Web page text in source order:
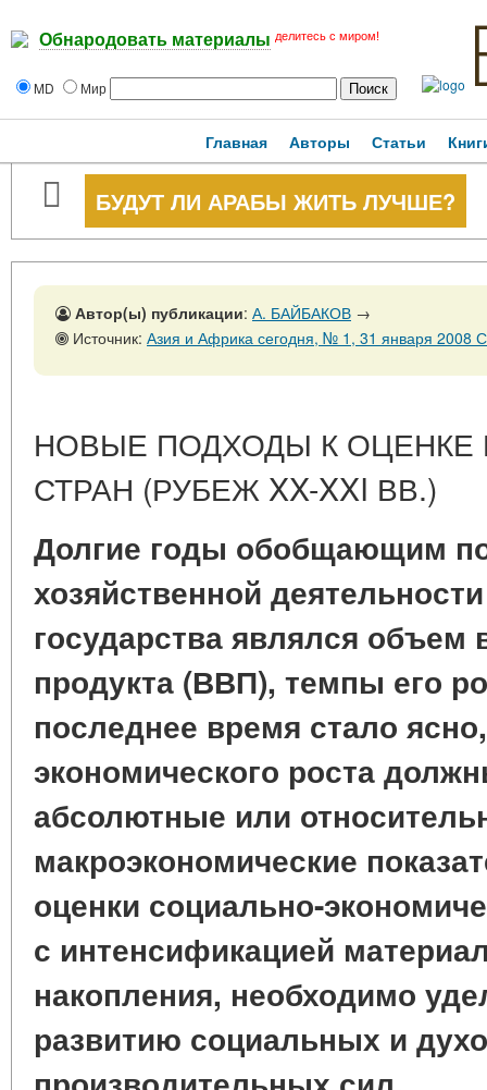
Обнародовать материалы делитесь с миром!
MD Мир
Главная Авторы Статьи
БУДУТ ЛИ АРАБЫ ЖИТЬ ЛУЧШЕ?
Автор(ы) публикации: А. БАЙБАКОВ →
Источник: Азия и Африка сегодня, № 1, 31 января 2008
НОВЫЕ ПОДХОДЫ К ОЦЕНКЕ
СТРАН (РУБЕЖ XX-XXI ВВ.)
Долгие годы обобщающим
хозяйственной
государства являлся объем
продукта (ВВП), темпы его
последнее время стало
экономического роста
абсолютные или
макроэкономические
оценки социально-
с интенсификацией
накопления, необходимо
развитию социальных и